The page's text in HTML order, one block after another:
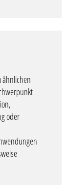
ähnlichen
oder